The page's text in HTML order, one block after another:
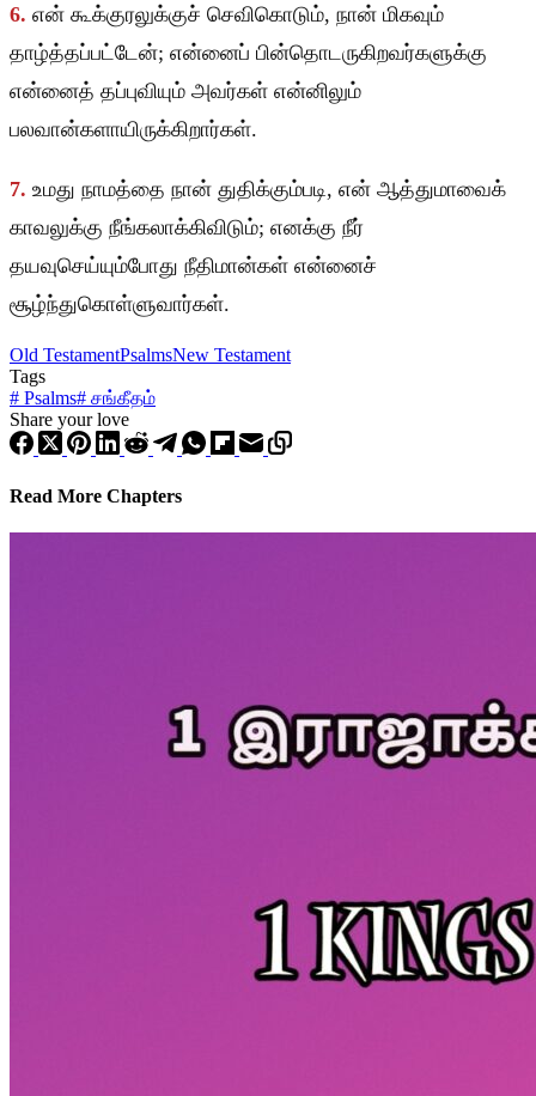
6. என் கூக்குரலுக்குச் செவிகொடும், நான் மிகவும்
தாழ்த்தப்பட்டேன்; என்னைப் பின்தொடருகிறவர்களுக்கு
என்னைத் தப்புவியும் அவர்கள் என்னிலும்
பலவான்களாயிருக்கிறார்கள்.
7. உமது நாமத்தை நான் துதிக்கும்படி, என் ஆத்துமாவைக்
காவலுக்கு நீங்கலாக்கிவிடும்; எனக்கு நீர்
தயவுசெய்யும்போது நீதிமான்கள் என்னைச்
சூழ்ந்துகொள்ளுவார்கள்.
Old TestamentPsalmsNew Testament
Tags
# Psalms# சங்கீதம்
Share your love
Read More Chapters